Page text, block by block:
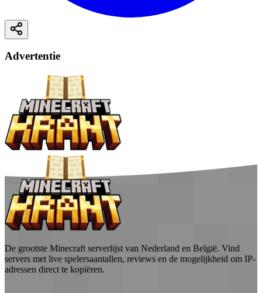
Advertentie
De grootste Minecraft serverlijst van Nederland en België. Vind
servers met live spelersaantallen, reviews en de mogelijkheid om IP-
adressen direct te kopiëren.